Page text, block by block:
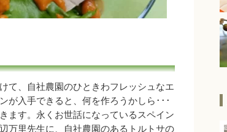
て、自社農園のひときわフレッシュなエ
が入手できると、何を作ろうかしら･･･
ます。永くお世話になっているスペイン
万里先生に、自社農園のあるトルトサの